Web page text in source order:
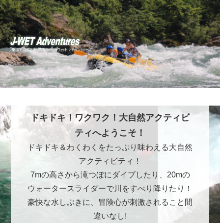
ドキドキ！ワクワク！大自然アクティビ
ティへようこそ！
ドキドキ＆わくわくをたっぷり味わえる大自然
アクティビティ！
7mの高さから滝つぼにダイブしたり、20mの
ウォータースライダーで川をすべり降りたり！
豪快な水しぶきに、冒険心が刺激されること間
違いなし!